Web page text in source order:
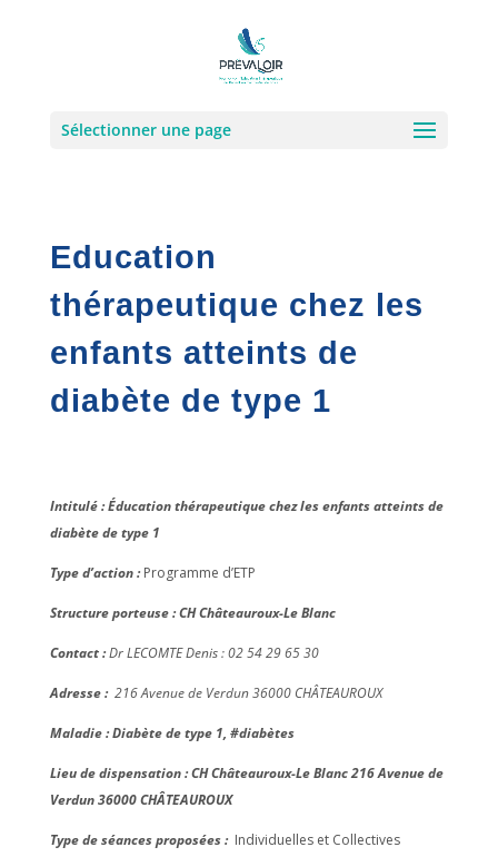
Sélectionner une page
Education
thérapeutique chez les
enfants atteints de
diabète de type 1
Intitulé : Éducation thérapeutique chez les enfants atteints de
diabète de type 1
Type d’action :Programme d’ETP
Structure porteuse : CH Châteauroux-Le Blanc
Contact :Dr LECOMTE Denis : 02 54 29 65 30
Adresse : 216 Avenue de Verdun 36000 CHÂTEAUROUX
Maladie : Diabète de type 1, #diabètes
Lieu de dispensation : CH Châteauroux-Le Blanc 216 Avenue de
Verdun 36000 CHÂTEAUROUX
Type de séances proposées : Individuelles et Collectives